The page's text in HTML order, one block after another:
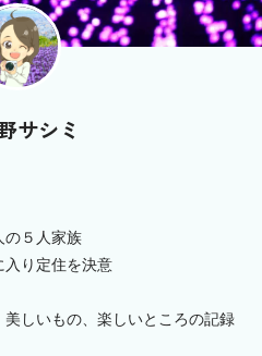
サシミ
の５人家族
入り定住を決意
しいもの、楽しいところの記録